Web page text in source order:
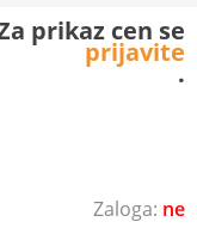
ne
prikaz cen se
prijavite
.